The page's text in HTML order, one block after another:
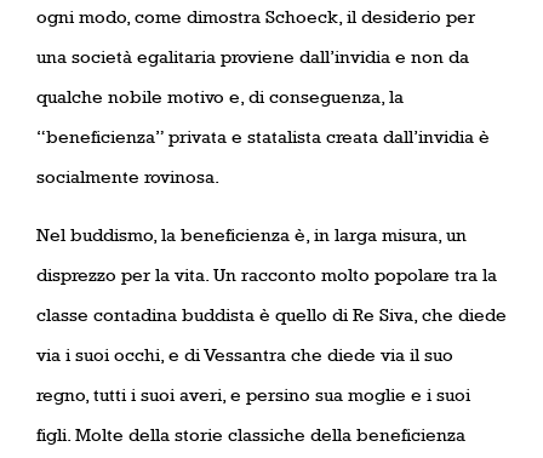
ogni modo, come dimostra Schoeck, il desiderio per
una società egalitaria proviene dall’invidia e non da
qualche nobile motivo e, di conseguenza, la
“beneficienza” privata e statalista creata dall’invidia è
socialmente rovinosa.
Nel buddismo, la beneficienza è, in larga misura, un
disprezzo per la vita. Un racconto molto popolare tra la
classe contadina buddista è quello di Re Siva, che diede
via i suoi occhi, e di Vessantra che diede via il suo
regno, tutti i suoi averi, e persino sua moglie e i suoi
figli. Molte della storie classiche della beneficienza